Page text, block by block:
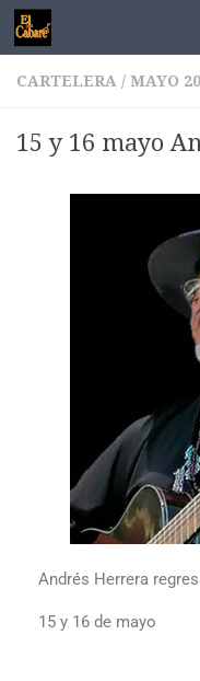
Saltar al contenido
CARTELERA / MAYO
15 y 16 mayo
Andrés Herrera
15 y 16 de mayo